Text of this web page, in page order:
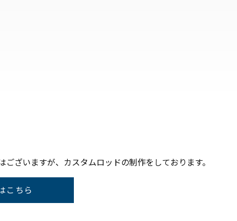
ざいますが、カスタムロッドの制作をしております。
こちら